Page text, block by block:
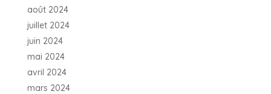
août 2024
juillet 2024
juin 2024
mai 2024
avril 2024
mars 2024